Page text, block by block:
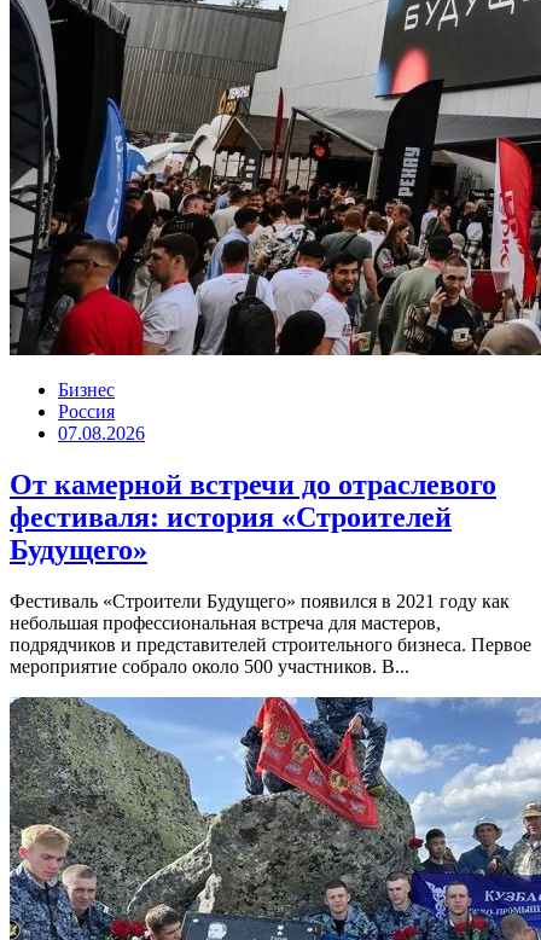
Бизнес
Россия
07.08.2026
От камерной встречи до отраслевого
фестиваля: история «Строителей
Будущего»
Фестиваль «Строители Будущего» появился в 2021 году как
небольшая профессиональная встреча для мастеров,
подрядчиков и представителей строительного бизнеса. Первое
мероприятие собрало около 500 участников. В...